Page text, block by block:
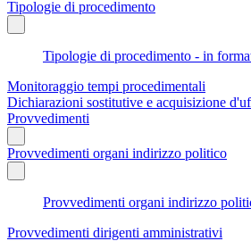
Tipologie di procedimento
Tipologie di procedimento - in
Monitoraggio tempi procedimentali
Dichiarazioni sostitutive e acquisizione
Provvedimenti
Provvedimenti organi indirizzo politico
Provvedimenti organi indirizzo
Provvedimenti dirigenti amministrativi